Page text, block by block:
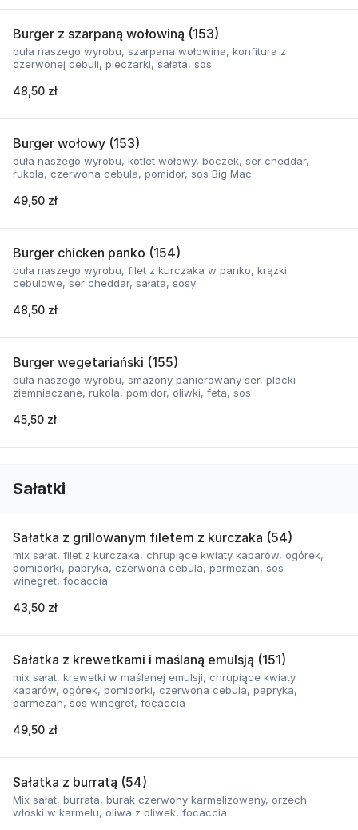
Burger z szarpaną wołowiną (153)
buła naszego wyrobu, szarpana wołowina, konfitura z
czerwonej cebuli, pieczarki, sałata, sos
48,50 zł
Burger wołowy (153)
buła naszego wyrobu, kotlet wołowy, boczek, ser cheddar,
rukola, czerwona cebula, pomidor, sos Big Mac
49,50 zł
Burger chicken panko (154)
buła naszego wyrobu, filet z kurczaka w panko, krążki
cebulowe, ser cheddar, sałata, sosy
48,50 zł
Burger wegetariański (155)
buła naszego wyrobu, smażony panierowany ser, placki
ziemniaczane, rukola, pomidor, oliwki, feta, sos
45,50 zł
Sałatki
Sałatka z grillowanym filetem z kurczaka (54)
mix sałat, filet z kurczaka, chrupiące kwiaty kaparów, ogórek,
pomidorki, papryka, czerwona cebula, parmezan, sos
winegret, focaccia
43,50 zł
Sałatka z krewetkami i maślaną emulsją (151)
mix sałat, krewetki w maślanej emulsji, chrupiące kwiaty
kaparów, ogórek, pomidorki, czerwona cebula, papryka,
parmezan, sos winegret, focaccia
49,50 zł
Sałatka z burratą (54)
Mix sałat, burrata, burak czerwony karmelizowany, orzech
włoski w karmelu, oliwa z oliwek, focaccia